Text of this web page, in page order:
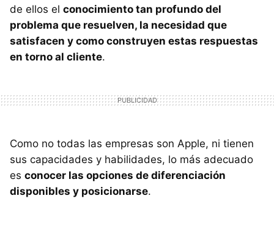
de ellos el conocimiento tan profundo del
problema que resuelven, la necesidad que
satisfacen y como construyen estas respuestas
en torno al cliente.
Como no todas las empresas son Apple, ni tienen
sus capacidades y habilidades, lo más adecuado
es conocer las opciones de diferenciación
disponibles y posicionarse.